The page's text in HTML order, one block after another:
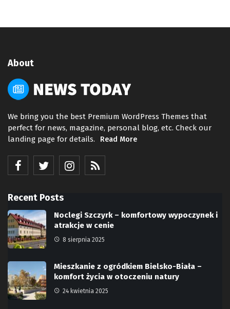
About
We bring you the best Premium WordPress Themes that
perfect for news, magazine, personal blog, etc. Check our
landing page for details.
Read More
Recent Posts
Noclegi Szczyrk – komfortowy wypoczynek i
atrakcje w cenie
8 sierpnia 2025
Mieszkanie z ogródkiem Bielsko-Biała –
komfort życia w otoczeniu natury
24 kwietnia 2025